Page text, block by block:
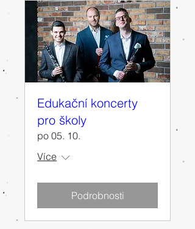
Edukační koncerty
pro školy
po 05. 10.
Více
Podrobnosti